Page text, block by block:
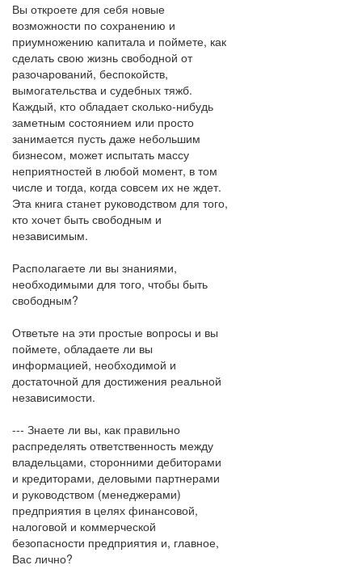
Вы откроете для себя новые
возможности по сохранению и
приумножению капитала и поймете, как
сделать свою жизнь свободной от
разочарований, беспокойств,
вымогательства и судебных тяжб.
Каждый, кто обладает сколько-нибудь
заметным состоянием или просто
занимается пусть даже небольшим
бизнесом, может испытать массу
неприятностей в любой момент, в том
числе и тогда, когда совсем их не ждет.
Эта книга станет руководством для того,
кто хочет быть свободным и
независимым.
Располагаете ли вы знаниями,
необходимыми для того, чтобы быть
свободным?
Ответьте на эти простые вопросы и вы
поймете, обладаете ли вы
информацией, необходимой и
достаточной для достижения реальной
независимости.
--- Знаете ли вы, как правильно
распределять ответственность между
владельцами, сторонними дебиторами
и кредиторами, деловыми партнерами
и руководством (менеджерами)
предприятия в целях финансовой,
налоговой и коммерческой
безопасности предприятия и, главное,
Вас лично?